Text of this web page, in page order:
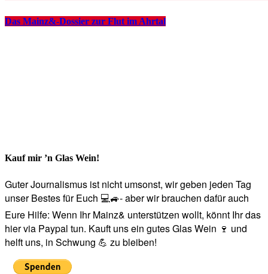
Das Mainz&-Dossier zur Flut im Ahrtal
Kauf mir ’n Glas Wein!
Guter Journalismus ist nicht umsonst, wir geben jeden Tag
unser Bestes für Euch 💻🚙- aber wir brauchen dafür auch
Eure Hilfe: Wenn Ihr Mainz& unterstützen wollt, könnt Ihr das
hier via Paypal tun. Kauft uns ein gutes Glas Wein 🍷 und
helft uns, in Schwung 💪 zu bleiben!